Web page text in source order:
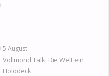
5 August
Vollmond Talk: Die Welt ein
Holodeck